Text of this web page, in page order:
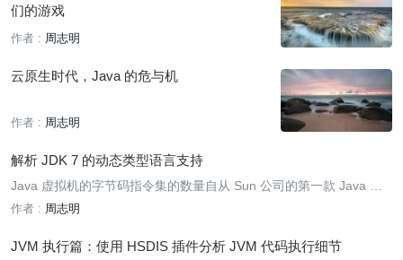
们的游戏
作者 : 周志明
云原生时代，Java 的危与机
作者 : 周志明
解析 JDK 7 的动态类型语言支持
Java 虚拟机的字节码指令集的数量自从 Sun 公司的第一款 Java 虚
拟机问世至 JDK 7 来临之前的十余年时间里，一直没有发生任何变化
vokedynamic 指令。这条新增加的指令是 JDK 7 实现“动态类型语言
作者 : 周志明
JVM 执行篇：使用 HSDIS 插件分析 JVM 代码执行细节